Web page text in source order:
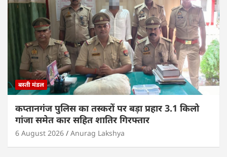
बस्ती मंडल
कप्तानगंज पुलिस का तस्करों पर बड़ा प्रहार 3.1 किलो
गांजा समेत कार सहित शातिर गिरफ्तार
6 August 2026 Anurag Lakshya